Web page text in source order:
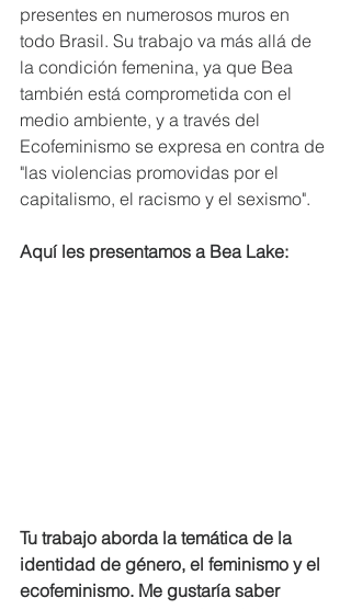
presentes en numerosos muros en
todo Brasil. Su trabajo va más allá de
la condición femenina, ya que Bea
también está comprometida con el
medio ambiente, y a través del
Ecofeminismo se expresa en contra de
"las violencias promovidas por el
capitalismo, el racismo y el sexismo".
Aquí les presentamos a Bea Lake:
Tu trabajo aborda la temática de la
identidad de género, el feminismo y el
ecofeminismo. Me gustaría saber